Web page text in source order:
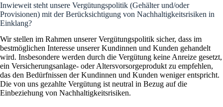
Inwieweit steht unsere Vergütungspolitik (Gehälter und/oder
Provisionen) mit der Berücksichtigung von Nachhaltigkeitsrisiken in
Einklang?
Wir stellen im Rahmen unserer Vergütungspolitik sicher, dass im
bestmöglichen Interesse unserer Kundinnen und Kunden gehandelt
wird. Insbesondere werden durch die Vergütung keine Anreize gesetzt,
ein Versicherungsanlage- oder Altersvorsorgeprodukt zu empfehlen,
das den Bedürfnissen der Kundinnen und Kunden weniger entspricht.
Die von uns gezahlte Vergütung ist neutral in Bezug auf die
Einbeziehung von Nachhaltigkeitsrisiken.